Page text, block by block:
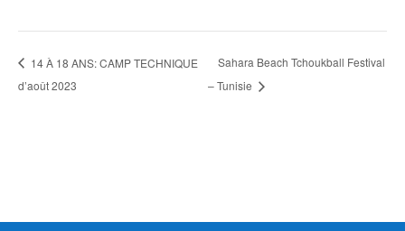
14 À 18 ANS: CAMP TECHNIQUE
d’août 2023
Sahara Beach Tchoukball Festival
– Tunisie